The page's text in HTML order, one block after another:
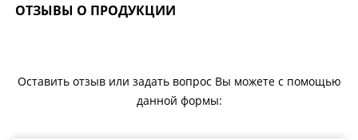
ОТЗЫВЫ О ПРОДУКЦИИ
Оставить отзыв или задать вопрос Вы можете с помощью
данной формы: